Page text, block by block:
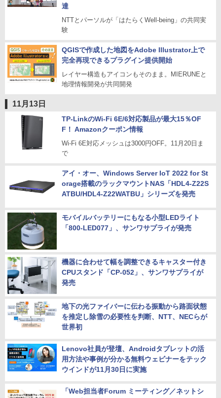
達
NTTとパーソルが「はたらくWell-being」の共同実
験
QGISで作成した地図をAdobe Illustrator上で
完全再現できるプラグイン提供開始
レイヤー構造もアイコンもそのまま。MIERUNEと
地理情報開発が共同開発
11月13日
TP-LinkのWi-Fi 6E/6対応製品が最大15％OF
F！ Amazonクーポン情報
Wi-Fi 6E対応メッシュは3000円OFF。11月20日ま
で
アイ・オー、Windows Server IoT 2022 for St
orage搭載のラックマウントNAS「HDL4-Z22S
ATBU/HDL4-Z22WATBU」シリーズを発売
モバイルバッテリーにもなる小型LEDライト
「800-LED077」、サンワサプライが発売
機器に合わせて幅を調整できるキャスター付き
CPUスタンド「CP-052」、サンワサプライが
発売
地下の光ファイバーに伝わる振動から路面状態
を推定し除雪の必要性を判断、NTT、NECらが
世界初
Lenovo社員が登壇、Androidタブレットの活
用方法や事例が分かる無料ウェビナーをテック
ウインドが11月30日に実施
「Web担当者Forum ミーティング／ネットシ